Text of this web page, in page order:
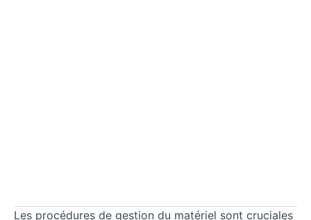
Les procédures de gestion du matériel sont cruciales